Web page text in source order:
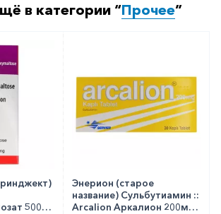
в категории “Прочее”
500мг
Энерион (старое
название) Сульбутиамин ::
Arcalion Аркалион 200мг